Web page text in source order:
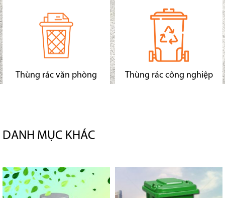
Thùng rác văn phòng Thùng rác công nghiệp
DANH MỤC KHÁC